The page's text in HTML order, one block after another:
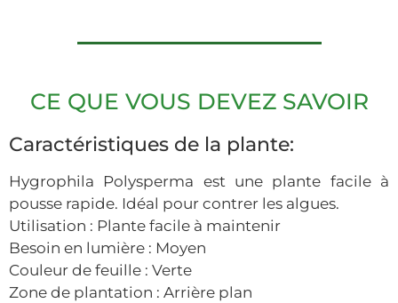
CE QUE VOUS DEVEZ SAVOIR
Caractéristiques de la plante:
Hygrophila Polysperma est une plante facile à
pousse rapide. Idéal pour contrer les algues.
Utilisation : Plante facile à maintenir
Besoin en lumière : Moyen
Couleur de feuille : Verte
Zone de plantation : Arrière plan